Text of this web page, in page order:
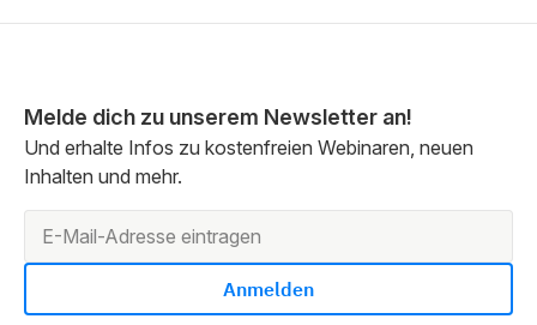
Melde dich zu unserem Newsletter an!
Und erhalte Infos zu kostenfreien Webinaren, neuen
Inhalten und mehr.